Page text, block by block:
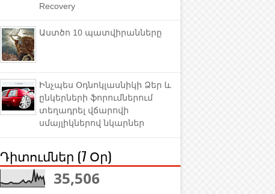
Recovery
Աստծո 10 պատվիրանները
Ինչպես Օդնոկլասնիկի Ձեր և
ընկերների ֆորումներում
տեղադրել վճարովի
սմայլիկներով նկարներ
Դիտումներ (7 Օր)
35,506